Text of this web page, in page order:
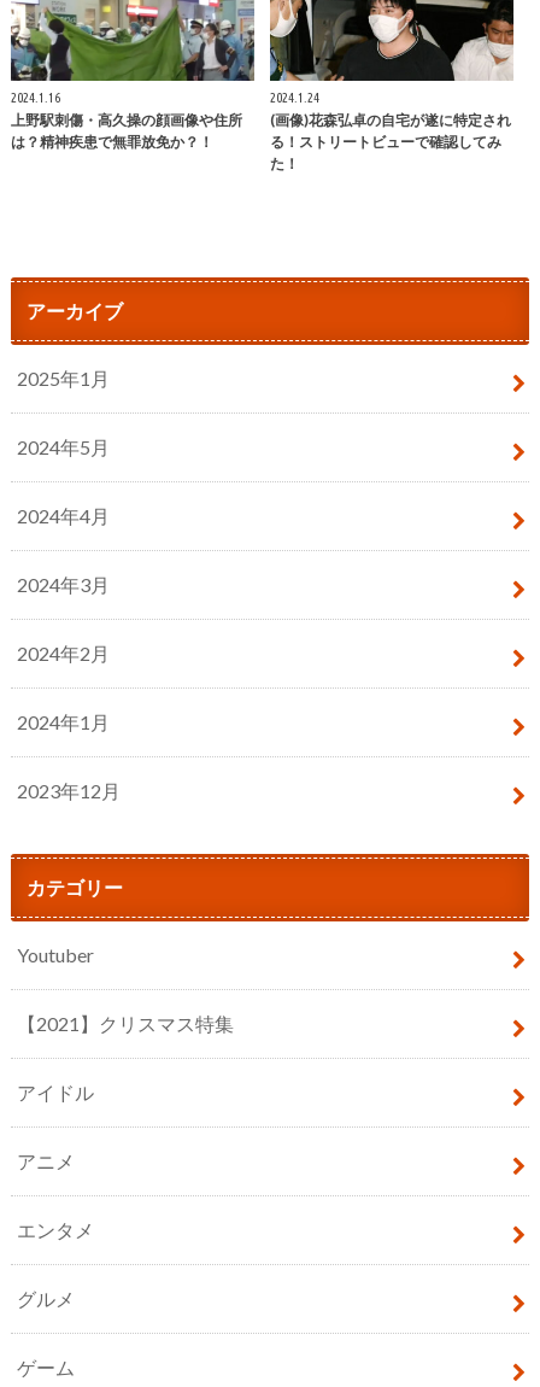
2024.1.16
上野駅刺傷・高久操の顔画像や住所
は？精神疾患で無罪放免か？！
2024.1.24
(画像)花森弘卓の自宅が遂に特定され
る！ストリートビューで確認してみ
た！
アーカイブ
2025年1月
2024年5月
2024年4月
2024年3月
2024年2月
2024年1月
2023年12月
カテゴリー
Youtuber
【2021】クリスマス特集
アイドル
アニメ
エンタメ
グルメ
ゲーム